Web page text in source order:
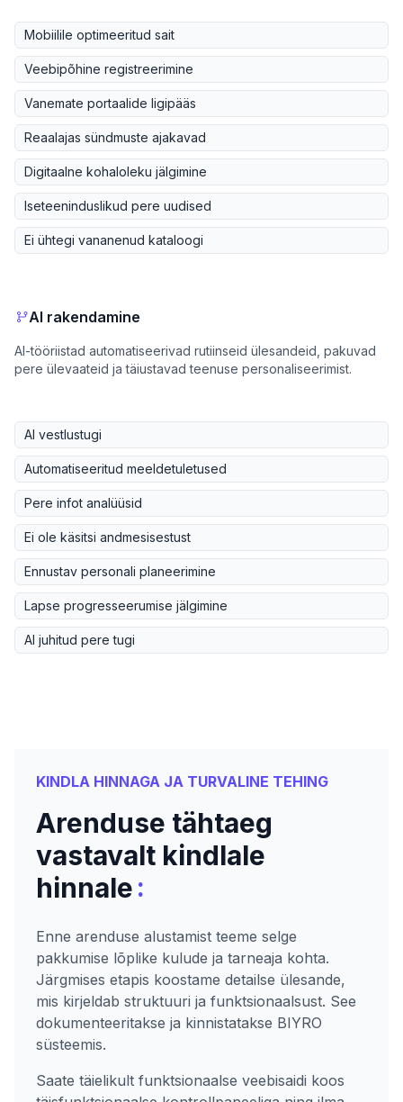
Mobiilile optimeeritud sait
Veebipõhine registreerimine
Vanemate portaalide ligipääs
Reaalajas sündmuste ajakavad
Digitaalne kohaloleku jälgimine
Iseteeninduslikud pere uudised
Ei ühtegi vananenud kataloogi
AI rakendamine
AI-tööriistad automatiseerivad rutiinseid ülesandeid, pakuvad
pere ülevaateid ja täiustavad teenuse personaliseerimist.
AI vestlustugi
Automatiseeritud meeldetuletused
Pere infot analüüsid
Ei ole käsitsi andmesisestust
Ennustav personali planeerimine
Lapse progresseerumise jälgimine
AI juhitud pere tugi
KINDLA HINNAGA JA TURVALINE TEHING
Arenduse tähtaeg
vastavalt kindlale
hinnale:
Enne arenduse alustamist teeme selge
pakkumise lõplike kulude ja tarneaja kohta.
Järgmises etapis koostame detailse ülesande,
mis kirjeldab struktuuri ja funktsionaalsust. See
dokumenteeritakse ja kinnistatakse BIYRO
süsteemis.
Saate täielikult funktsionaalse veebisaidi koos